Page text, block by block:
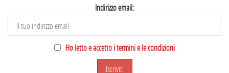
Indirizzo email:
Ho letto e accetto i termini e le condizioni